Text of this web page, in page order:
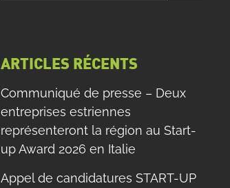
ARTICLES RÉCENTS
Communiqué de presse – Deux
entreprises estriennes
représenteront la région au Start-
up Award 2026 en Italie
Appel de candidatures START-UP